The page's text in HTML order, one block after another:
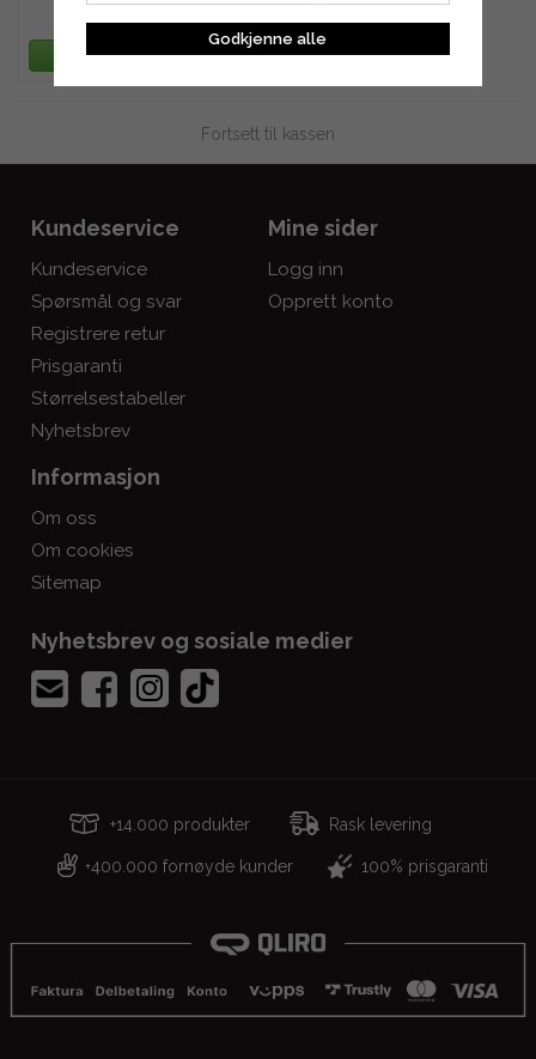
790 kr
LEGG TIL HANDLEKURV
Fortsett til kassen
Kundeservice
Kundeservice
Spørsmål og svar
Registrere retur
Prisgaranti
Størrelsestabeller
Nyhetsbrev
Mine sider
Logg inn
Opprett konto
Informasjon
Om oss
Om cookies
Sitemap
Nyhetsbrev og sosiale medier
+14.000 produkter Rask levering
+400.000 fornøyde kunder 100% prisgaranti
Godkjenne alle